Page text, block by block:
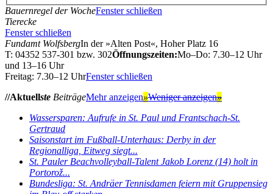
Bauernregel der WocheFenster schließen
Tierecke
Fenster schließen
Fundamt WolfsbergIn der »Alten Post«, Hoher Platz 16
T: 04352 537-301 bzw. 302Öffnungszeiten:Mo–Do: 7.30–12 Uhr
und 13–16 Uhr
Freitag: 7.30–12 UhrFenster schließen
//Aktuellste BeiträgeMehr anzeigen»Weniger anzeigen»
Wassersparen: Aufrufe in St. Paul und Frantschach-St.
Gertraud
Saisonstart im Fußball-Unterhaus: Derby in der
Regionalliga, Eitweg siegt...
St. Pauler Beachvolleyball-Talent Jakob Lorenz (14) holt in
Portorož...
Bundesliga: St. Andräer Tennisdamen feiern mit Gruppensieg